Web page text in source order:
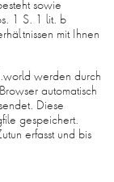
sowie
1 S. 1 lit. b
mit Ihnen
werden durch
automatisch
Diese
gespeichert.
erfasst und bis